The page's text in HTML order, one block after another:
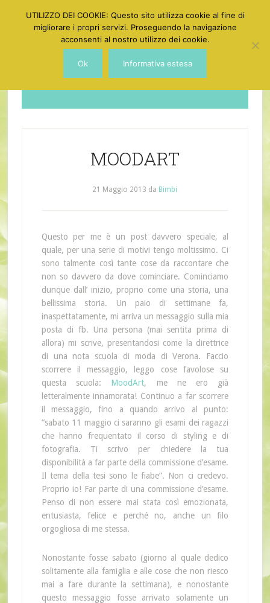
Dotgirl
MOODART
21 Maggio 2013 da Bimbi
Questo per me è un post davvero speciale, al
quale, per una serie di motivi tengo moltissimo. Ci
sono talmente così tante cose da raccontare che
non so davvero da dove cominciare. Cominciamo
dunque dall’ inizio, proprio come una storia, una
bellissima storia. Un paio di settimane fa,
inaspettatamente, mi arriva un messaggio sulla mia
posta di fb. Una persona (mai sentita prima di
allora) mi scrive, presentandosi come la direttrice
di una nota scuola di moda di Verona. Faccio
scorrere il messaggio, leggo cose favolose su
questa scuola: MoodArt, me ne ero già
letteralmente innamorata! Continuo a far scorrere
il messaggio, fino a quando arrivo al punto:
“sabato 11 maggio ci saranno gli esami dei ragazzi
che hanno frequentato il corso di styling e di
fotografia. Ti scrivo per chiedere la tua
disponibilità a far parte della commissione d’esame.
Il tema della tesi sono le fiabe”. Non ci credevo.
Proprio io! Far parte di una commissione d’esame.
Penso di non essere mai stata così emozionata,
entusiasta, felice e perché no, anche un filo
orgogliosa di me stessa.
Nonostante fosse sabato (giorno al quale dedico
solitamente alla famiglia e alle cose che non riesco
mai a fare durante la settimana), e nonostante
questo messaggio fosse arrivato solamente un
UTILIZZO DEI COOKIE: Questo sito utilizza cookie al fine di
migliorare i propri servizi. Proseguendo la navigazione
acconsenti al nostro utilizzo dei cookie.
Ok Informativa estesa